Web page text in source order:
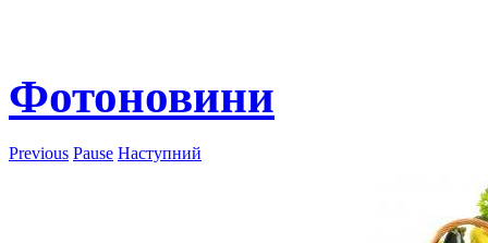
Фотоновини
Previous Pause Наступний